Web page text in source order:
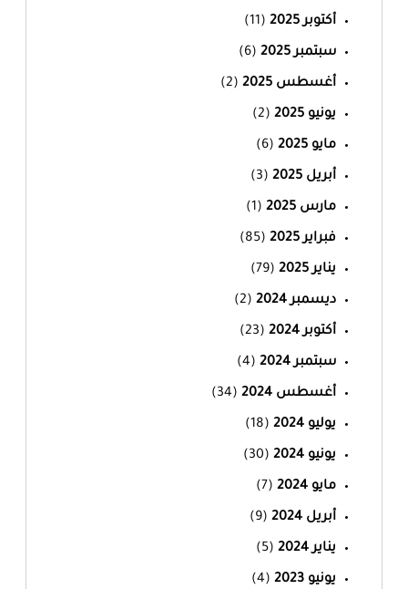
أكتوبر 2025 (11)
سبتمبر 2025 (6)
أغسطس 2025 (2)
يونيو 2025 (2)
مايو 2025 (6)
أبريل 2025 (3)
مارس 2025 (1)
فبراير 2025 (85)
يناير 2025 (79)
ديسمبر 2024 (2)
أكتوبر 2024 (23)
سبتمبر 2024 (4)
أغسطس 2024 (34)
يوليو 2024 (18)
يونيو 2024 (30)
مايو 2024 (7)
أبريل 2024 (9)
يناير 2024 (5)
يونيو 2023 (4)